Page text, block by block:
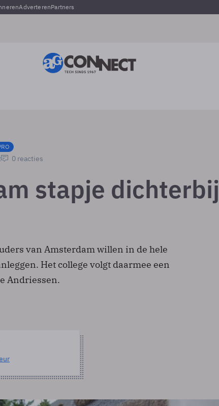
AdverterenPartners
0 reacties
stapje dichterbij
van Amsterdam willen in de hele
Het college volgt daarmee een
Andriessen.